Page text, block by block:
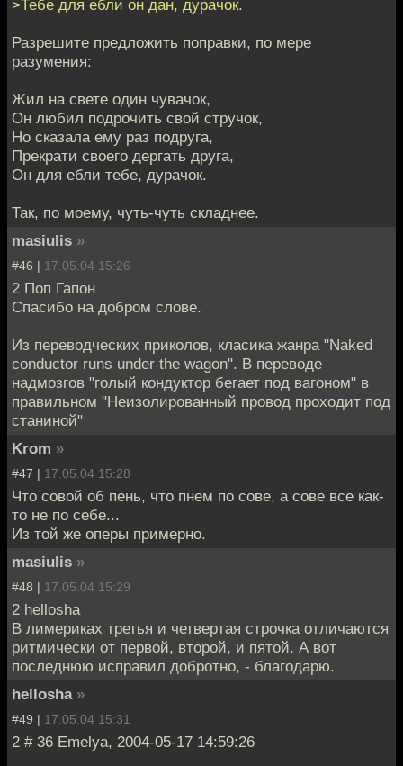
>Тебе для ебли он дан, дурачок.
Разрешите предложить поправки, по мере
разумения:
Жил на свете один чувачок,
Он любил подрочить свой стручок,
Но сказала ему раз подруга,
Прекрати своего дергать друга,
Он для ебли тебе, дурачок.
Так, по моему, чуть-чуть складнее.
masiulis »
#46 | 17.05.04 15:26
2 Поп Гапон
Спасибо на добром слове.
Из переводческих приколов, класика жанра "Naked
conductor runs under the wagon". В переводе
надмозгов "голый кондуктор бегает под вагоном" в
правильном "Неизолированный провод проходит под
станиной"
Krom »
#47 | 17.05.04 15:28
Что совой об пень, что пнем по сове, а сове все как-
то не по себе...
Из той же оперы примерно.
masiulis »
#48 | 17.05.04 15:29
2 hellosha
В лимериках третья и четвертая строчка отличаются
ритмически от первой, второй, и пятой. А вот
последнюю исправил добротно, - благодарю.
hellosha »
#49 | 17.05.04 15:31
2 # 36 Emelya, 2004-05-17 14:59:26